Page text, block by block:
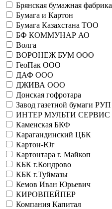
Брянская бумажная фабрика
Бумага и Картон
Бумага Казахстана ТОО
БФ КОММУНАР АО
Волга
ВОРОНЕЖ БУМ ООО
ГеоПак ООО
ДАФ ООО
ДЖИВА ООО
Донская гофротара
Завод газетной бумаги РУП
ИНТЕР МУЛЬТИ СЕРВИС
Каменская БКФ
Карагандинский ЦБК
Картон-Юг
Картонтара г. Майкоп
КБК г.Кондрово
КБК г.Туймазы
Кемов Иван Юрьевич
КИРОВПЕЙПЕР
Компания Капитал